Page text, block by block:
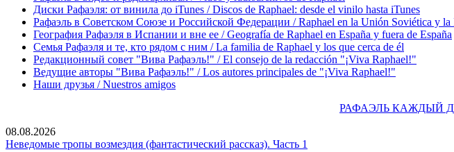
Диски Рафаэля: от винила до iTunes / Discos de Raphael: desde el vinilo hasta iTunes
Рафаэль в Советском Союзе и Российской Федерации / Raphael en la Unión Soviética y la
География Рафаэля в Испании и вне ее / Geografía de Raphael en España y fuera de España
Семья Рафаэля и те, кто рядом с ним / La familia de Raphael y los que cerca de él
Редакционный совет "Вива Рафаэль!" / El consejo de la redacción "¡Viva Raphael!"
Ведущие авторы "Вива Рафаэль!" / Los autores principales de "¡Viva Raphael!"
Наши друзья / Nuestros amigos
РАФАЭЛЬ КАЖДЫЙ
08.08.2026
Неведомые тропы возмездия (фантастический рассказ). Часть 1